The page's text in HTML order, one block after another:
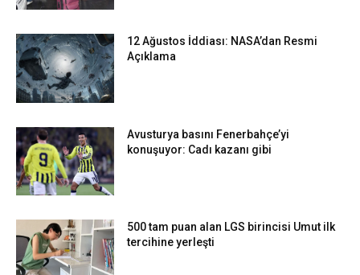
12 Ağustos İddiası: NASA’dan Resmi
Açıklama
Avusturya basını Fenerbahçe’yi
konuşuyor: Cadı kazanı gibi
500 tam puan alan LGS birincisi Umut ilk
tercihine yerleşti